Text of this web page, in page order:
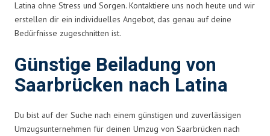
Latina ohne Stress und Sorgen. Kontaktiere uns noch heute und wir
erstellen dir ein individuelles Angebot, das genau auf deine
Bedürfnisse zugeschnitten ist.
Günstige Beiladung von
Saarbrücken nach Latina
Du bist auf der Suche nach einem günstigen und zuverlässigen
Umzugsunternehmen für deinen Umzug von Saarbrücken nach